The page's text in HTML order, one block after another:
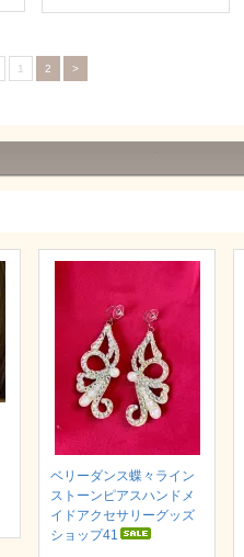
1 2 >
ベリーダンス蝶々ライン
ストーンピアスハンドメ
イドアクセサリーグッズ
ショップ41